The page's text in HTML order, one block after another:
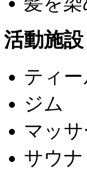
活動施設
ティ
ジム
マッ
サウナ